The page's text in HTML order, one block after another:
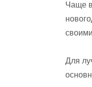
Чаще
Для